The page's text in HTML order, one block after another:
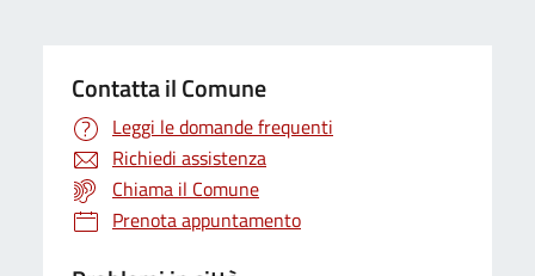
Contatta il Comune
Leggi le domande frequenti
Richiedi assistenza
Chiama il Comune
Prenota appuntamento